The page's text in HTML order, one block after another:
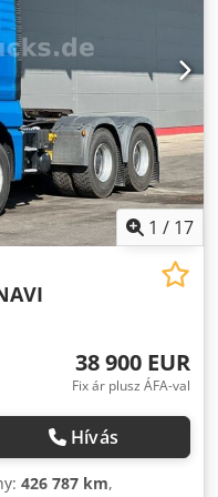
* Távolközlekedés >
* CB rádió *
* OBU előkészítés *
ablakok + tükrök
üzemanyagtartály -
(PTO) = További
Gumiabroncs mérete:
felfüggesztés:
légrugó Hátsó
légrugó Üres
15 140 kg
jármű egy ügyfél
értékesítés fenntartva).
1 / 17
38 900 EUR
Fix ár plusz ÁFA-val
Hívás
426 787 km,